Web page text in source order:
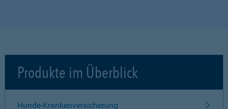
Produkte im Überblick
Hunde-Krankenversicherung